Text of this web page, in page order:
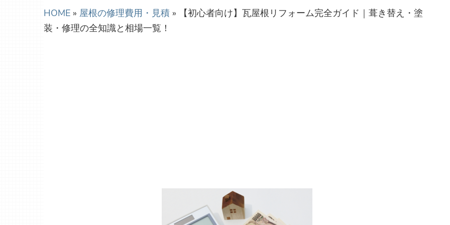
HOME » 屋根の修理費用・見積 » 【初心者向け】瓦屋根リフォーム完全ガイド｜葺き替え・塗
装・修理の全知識と相場一覧！